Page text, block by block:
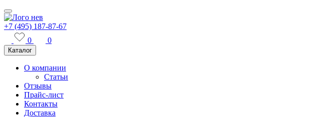
+7 (495) 187-87-67
0
0
Каталог
О компании
Статьи
Отзывы
Прайс-лист
Контакты
Доставка